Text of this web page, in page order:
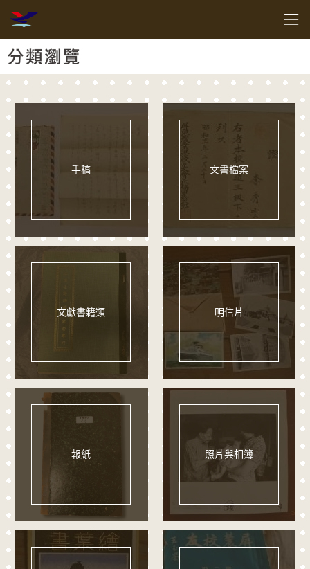
客家委員會客家文化發展中心
網頁導覽
分類瀏覽
手稿 文書檔案
文獻書籍類 明信片
報紙 照片與相簿